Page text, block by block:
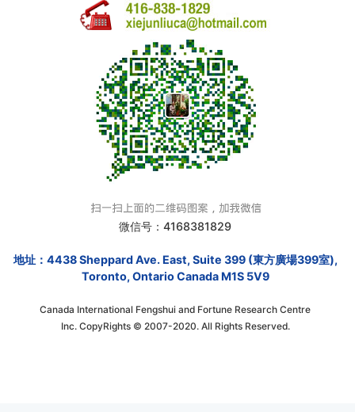
微信号：4168381829
地址：4438 Sheppard Ave. East, Suite 399 (東方廣場399室),
Toronto, Ontario Canada M1S 5V9
Canada International Fengshui and Fortune Research Centre
Inc. CopyRights © 2007-2020. All Rights Reserved.